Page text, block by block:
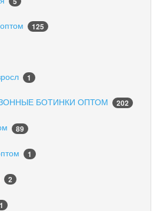
125
1
БОТИНКИ ОПТОМ 202
89
1
2
1